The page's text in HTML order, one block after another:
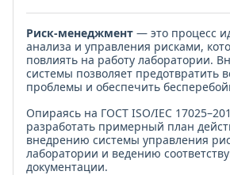
Риск-менеджмент — это процесс
анализа и управления рисками,
повлиять на работу лаборатории.
системы позволяет предотвратить
проблемы и обеспечить
Опираясь на ГОСТ ISO/IEC
разработать примерный план
внедрению системы управления
лаборатории и ведению
документации.